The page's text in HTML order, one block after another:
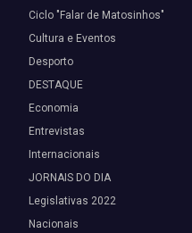
Ciclo "Falar de Matosinhos"
Cultura e Eventos
Desporto
DESTAQUE
Economia
Entrevistas
Internacionais
JORNAIS DO DIA
Legislativas 2022
Nacionais